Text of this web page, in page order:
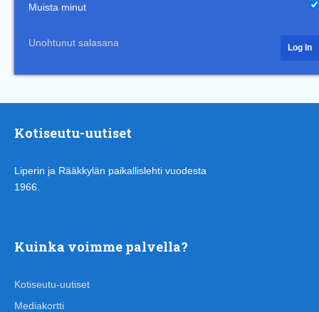
Muista minut
Unohtunut salasana
Kotiseutu-uutiset
Liperin ja Rääkkylän paikallislehti vuodesta
1966.
Kuinka voimme palvella?
Kotiseutu-uutiset
Mediakortti